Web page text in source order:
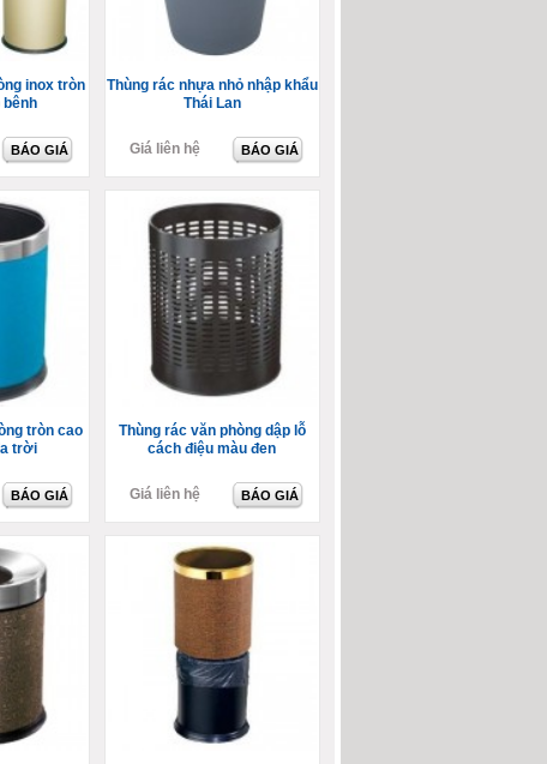
inox tròn
bênh
BÁO GIÁ
Thùng rác nhựa nhỏ nhập khẩu
Thái Lan
Giá liên hệ BÁO GIÁ
tròn cao
trời
BÁO GIÁ
Thùng rác văn phòng dập lỗ
cách điệu màu đen
Giá liên hệ BÁO GIÁ